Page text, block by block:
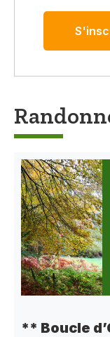
** Boucle